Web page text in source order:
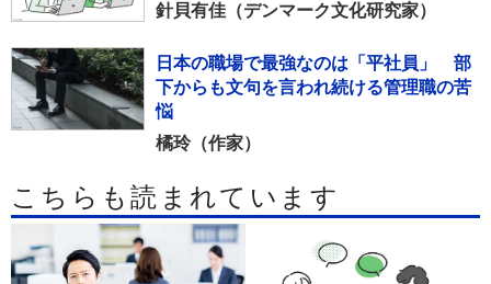
針貝有佳（デンマーク文化研究家）
日本の職場で最強なのは「平社員」 部
下からも文句を言われ続ける管理職の苦
悩
橘玲（作家）
こちらも読まれています